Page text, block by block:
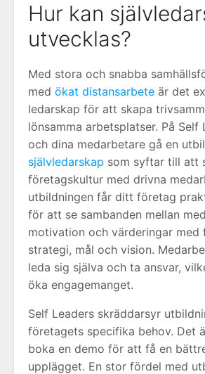
Hur kan
utvecklas?
Med stora och snabba
med ökat distansarbete är det
ledarskap för att skapa
lönsamma arbetsplatser. På Self
och dina medarbetare gå en
självledarskap som syftar till att
företagskultur med drivna
utbildningen får ditt företag
för att se sambanden mellan
motivation och värderingar med
strategi, mål och vision.
leda sig själva och ta ansvar,
öka engagemanget.
Self Leaders skräddarsyr
företagets specifika behov. Det
boka en demo för att få en
upplägget. En stor fördel med